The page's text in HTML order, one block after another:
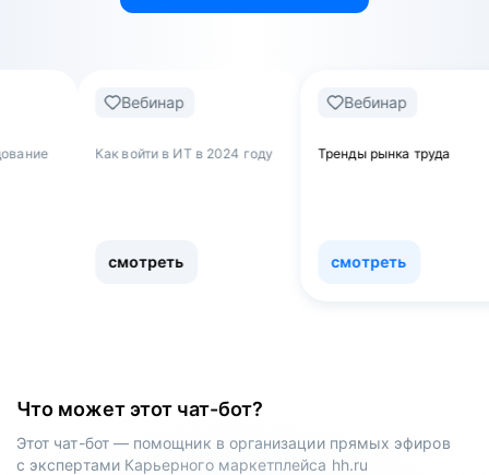
войти в ИТ в 2024 году Тренды рынка труда
Что может этот чат-бот?
Этот чат-бот — помощник в организации прямых эфиров
с экспертами Карьерного маркетплейса hh.ru